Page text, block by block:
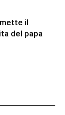
il
del papa